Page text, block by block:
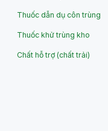
Thuốc dẫn dụ côn trùng
Thuốc khử trùng kho
Chất hỗ trợ (chất trải)